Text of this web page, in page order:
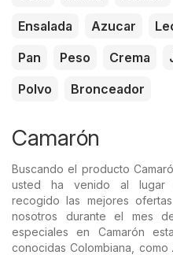
Ensalada
Azucar
Pan
Peso Crema
Polvo
Bronceador
Camarón
Buscando el producto
usted ha venido al lugar
recogido las mejores
nosotros durante el mes
especiales en Camarón
conocidas Colombiana, como